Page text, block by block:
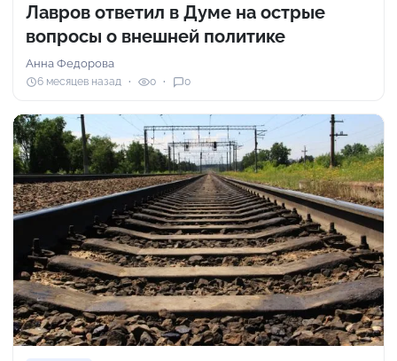
Лавров ответил в Думе на острые
вопросы о внешней политике
Анна Федорова
6 месяцев назад 0 0